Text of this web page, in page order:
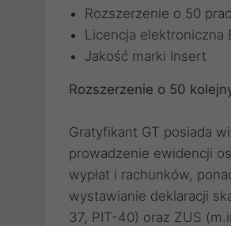
Rozszerzenie o 50
Licencja elektroniczna
Jakość marki Insert
Rozszerzenie o 50
Gratyfikant GT posiada
prowadzenie ewidencji
wypłat i rachunków,
wystawianie deklaracji
37, PIT-40) oraz ZUS